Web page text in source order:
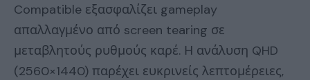
Compatible εξασφαλίζει gameplay
απαλλαγμένο από screen tearing σε
μεταβλητούς ρυθμούς καρέ. Η ανάλυση QHD
(2560×1440) παρέχει ευκρινείς λεπτομέρειες,